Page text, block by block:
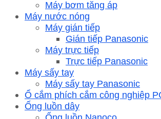
Máy bơm tăng áp
Máy nước nóng
Máy gián tiếp
Gián tiếp Panasonic
Máy trực tiếp
Trực tiếp Panasonic
Máy sấy tay
Máy sấy tay Panasonic
Ổ cắm phích cắm công nghiệp
Ống luồn dây